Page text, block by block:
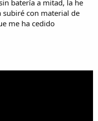
batería a mitad, la he
subiré con material de
me ha cedido